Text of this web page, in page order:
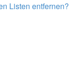
Listen entfernen?